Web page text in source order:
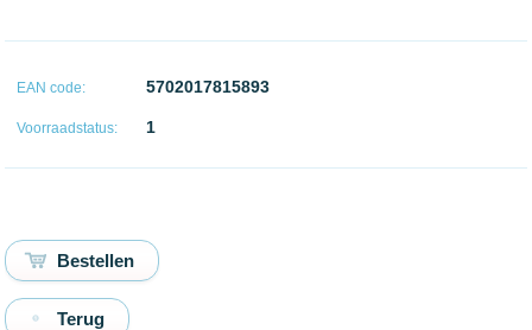
EAN code: 5702017815893
Voorraadstatus: 1
Terug